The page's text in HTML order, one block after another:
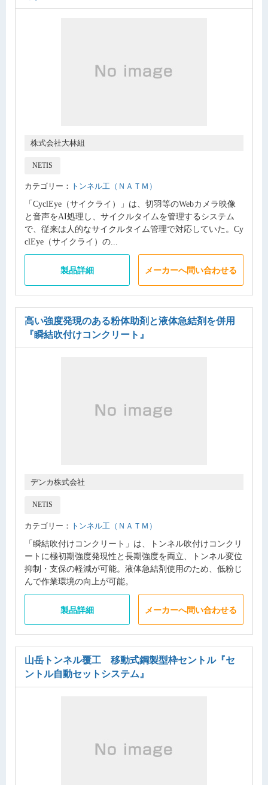
株式会社大林組
NETIS
カテゴリー： トンネル工（ＮＡＴＭ）
「CyclEye（サイクライ）」は、切羽等のWebカメラ映像
と音声をAI処理し、サイクルタイムを管理するシステム
で、従来は人的なサイクルタイム管理で対応していた。Cy
clEye（サイクライ）の...
製品詳細 メーカーへ問い合わせる
高い強度発現のある粉体助剤と液体急結剤を併用
『瞬結吹付けコンクリート』
デンカ株式会社
NETIS
カテゴリー： トンネル工（ＮＡＴＭ）
「瞬結吹付けコンクリート」は、トンネル吹付けコンクリ
ートに極初期強度発現性と長期強度を両立、トンネル変位
抑制・支保の軽減が可能。液体急結剤使用のため、低粉じ
んで作業環境の向上が可能。
製品詳細 メーカーへ問い合わせる
山岳トンネル覆工 移動式鋼製型枠セントル『セ
ントル自動セットシステム』